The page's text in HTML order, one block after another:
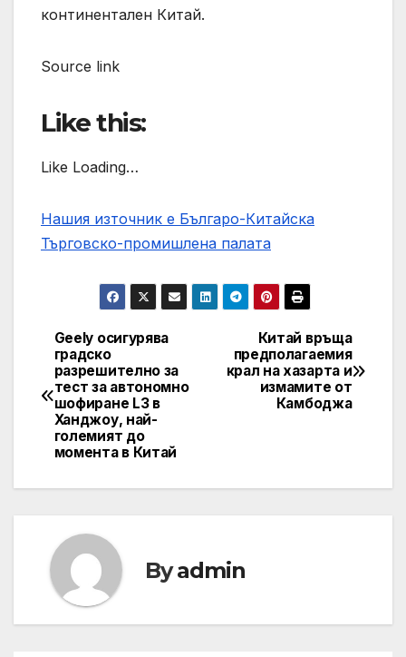
континентален Китай.
Source link
Like this:
Like Loading…
Нашия източник е Българо-Китайска
Търговско-промишлена палaта
Post
navigation
Китай връща
предполагаемия
крал на хазарта и
измамите от
Камбоджа
Geely осигурява
градско
разрешително за
тест за автономно
шофиране L3 в
Ханджоу, най-
големият до
момента в Китай
Byadmin